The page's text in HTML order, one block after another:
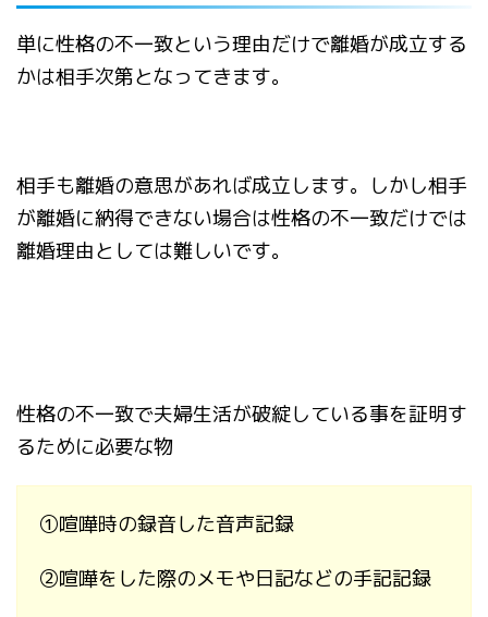
単に性格の不一致という理由だけで離婚が成立する
かは相手次第となってきます。
相手も離婚の意思があれば成立します。 しかし相手
が離婚に納得できない場合は性格の不一致だけでは
離婚理由としては難しいです。
性格の不一致で夫婦生活が破綻している事を証明す
るために必要な物
①喧嘩時の録音した音声記録
②喧嘩をした際のメモや日記などの手記記録